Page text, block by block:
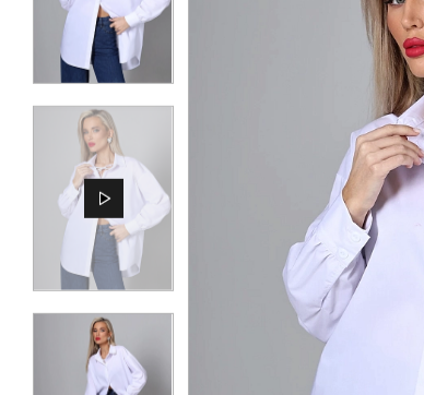
АКЦИИ
КОНТАКТЫ
О НАС
СКИДКИ
ЧАСТО ЗАДАВАЕМЫЕ ВОПРОСЫ
ОПТОВЫМ ПОКУПАТЕЛЯМ